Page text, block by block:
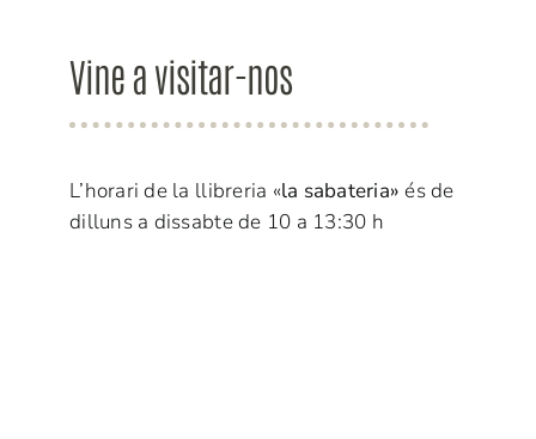
Vine a visitar-nos
L’horari de la llibreria «la sabateria» és de
dilluns a dissabte de 10 a 13:30 h